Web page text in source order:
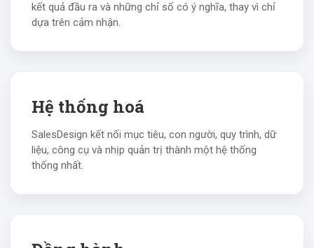
kết quả đầu ra và những chỉ số có ý nghĩa, thay vì chỉ
dựa trên cảm nhận.
Hệ thống hoá
SalesDesign kết nối mục tiêu, con người, quy trình, dữ
liệu, công cụ và nhịp quản trị thành một hệ thống
thống nhất.